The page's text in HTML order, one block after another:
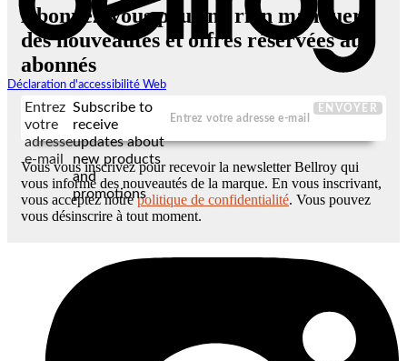
Déclaration d'accessibilité Web
Abonnez-vous pour ne rien manquer
des nouveautés et offres réservées aux
abonnés
Entrez
votre
adresse
e-mail
Subscribe to
receive
updates about
new products
and
promotions
ENVOYER
Vous vous inscrivez pour recevoir la newsletter Bellroy qui
vous informe des nouveautés de la marque. En vous inscrivant,
vous acceptez notrepolitique de confidentialité. Vous pouvez
vous désinscrire à tout moment.